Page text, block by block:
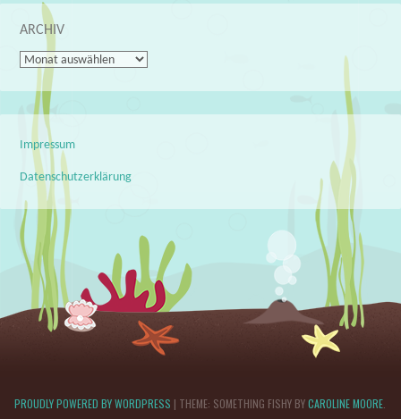
ARCHIV
Archiv
Impressum
Datenschutzerklärung
PROUDLY POWERED BY WORDPRESS | THEME: SOMETHING FISHY BYCAROLINE MOORE